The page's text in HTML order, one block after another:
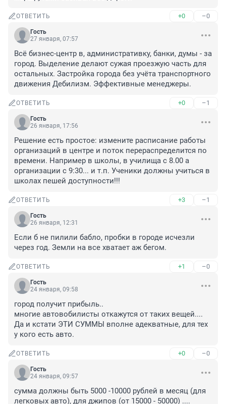
ОТВЕТИТЬ +0 –0
Гость
27 января, 07:57
Всё бизнес-центр в, административку, банки, думы - за
город. Выделение делают сужая проезжую часть для
остальных. Застройка города без учёта транспортного
движения Дебилизм. Эффективные менеджеры.
ОТВЕТИТЬ +0 –1
Гость
26 января, 17:56
Решение есть простое: измените расписание работы
организаций в центре и поток перераспределится по
времени. Например в школы, в училища с 8.00 а
организации с 9:30... и т.п. Ученики должны учиться в
школах пешей доступности!!!
ОТВЕТИТЬ +3 –1
Гость
26 января, 12:31
Если б не пилили бабло, пробки в городе исчезли
через год. Земли на все хватает аж бегом.
ОТВЕТИТЬ +1 –0
Гость
24 января, 09:58
город получит прибыль..
многие автовобилисты откажутся от таких вещей....
Да и кстати ЭТИ СУММЫ вполне адекватные, для тех
у кого есть авто.
ОТВЕТИТЬ +0 –0
Гость
24 января, 09:57
сумма должны быть 5000 -10000 рублей в месяц (для
легковых авто), для джипов (от 15000 - 50000) ....